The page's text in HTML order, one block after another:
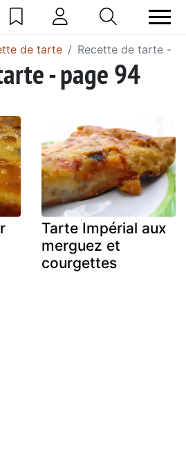
de tarte Recette de tarte -
- page 94
Tarte Impérial aux
merguez et
courgettes